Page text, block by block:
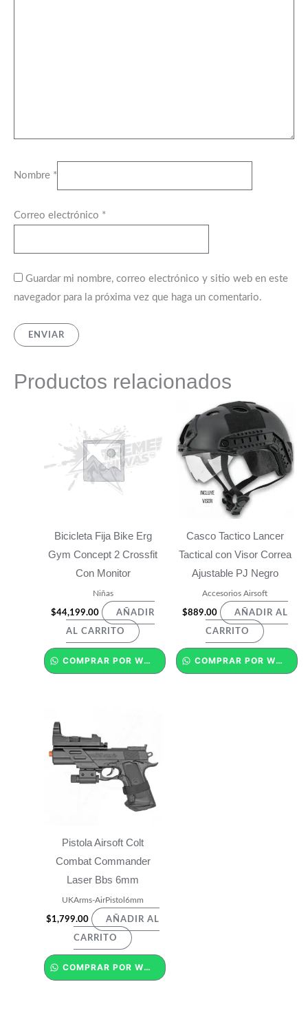
Nombre *
Correo electrónico *
Guardar mi nombre, correo electrónico y sitio web en este
navegador para la próxima vez que haga un comentario.
Productos relacionados
Bicicleta Fija Bike Erg
Gym Concept 2 Crossfit
Con Monitor
Niñas
$44,199.00 AÑADIR
AL CARRITO
COMPRAR POR WHATSAPP
Casco Tactico Lancer
Tactical con Visor Correa
Ajustable PJ Negro
Accesorios Airsoft
$889.00 AÑADIR AL
CARRITO
COMPRAR POR WHATSAPP
Pistola Airsoft Colt
Combat Commander
Laser Bbs 6mm
UKArms-AirPistol6mm
$1,799.00 AÑADIR AL
CARRITO
COMPRAR POR WHATSAPP